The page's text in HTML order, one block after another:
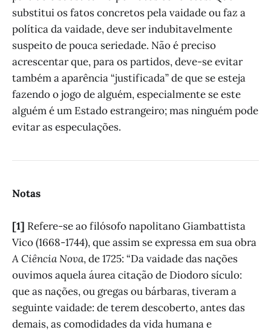
substitui os fatos concretos pela vaidade ou faz a
política da vaidade, deve ser indubitavelmente
suspeito de pouca seriedade. Não é preciso
acrescentar que, para os partidos, deve-se evitar
também a aparência “justificada” de que se esteja
fazendo o jogo de alguém, especialmente se este
alguém é um Estado estrangeiro; mas ninguém pode
evitar as especulações.
Notas
[1] Refere-se ao filósofo napolitano Giambattista
Vico (1668-1744), que assim se expressa em sua obra
A Ciência Nova, de 1725: “Da vaidade das nações
ouvimos aquela áurea citação de Diodoro sículo:
que as nações, ou gregas ou bárbaras, tiveram a
seguinte vaidade: de terem descoberto, antes das
demais, as comodidades da vida humana e